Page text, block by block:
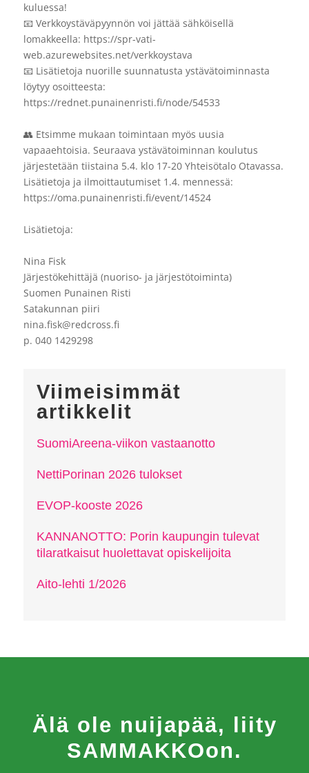
kuluessa!
📧 Verkkoystäväpyynnön voi jättää sähköisellä
lomakkeella: https://spr-vati-
web.azurewebsites.net/verkkoystava
📧 Lisätietoja nuorille suunnatusta ystävätoiminnasta
löytyy osoitteesta:
https://rednet.punainenristi.fi/node/54533
👥 Etsimme mukaan toimintaan myös uusia
vapaaehtoisia. Seuraava ystävätoiminnan koulutus
järjestetään tiistaina 5.4. klo 17-20 Yhteisötalo Otavassa.
Lisätietoja ja ilmoittautumiset 1.4. mennessä:
https://oma.punainenristi.fi/event/14524
Lisätietoja:
Nina Fisk
Järjestökehittäjä (nuoriso- ja järjestötoiminta)
Suomen Punainen Risti
Satakunnan piiri
nina.fisk@redcross.fi
p. 040 1429298
Viimeisimmät
artikkelit
SuomiAreena-viikon vastaanotto
NettiPorinan 2026 tulokset
EVOP-kooste 2026
KANNANOTTO: Porin kaupungin tulevat
tilaratkaisut huolettavat opiskelijoita
Aito-lehti 1/2026
Älä ole nuijapää, liity
SAMMAKKOon.